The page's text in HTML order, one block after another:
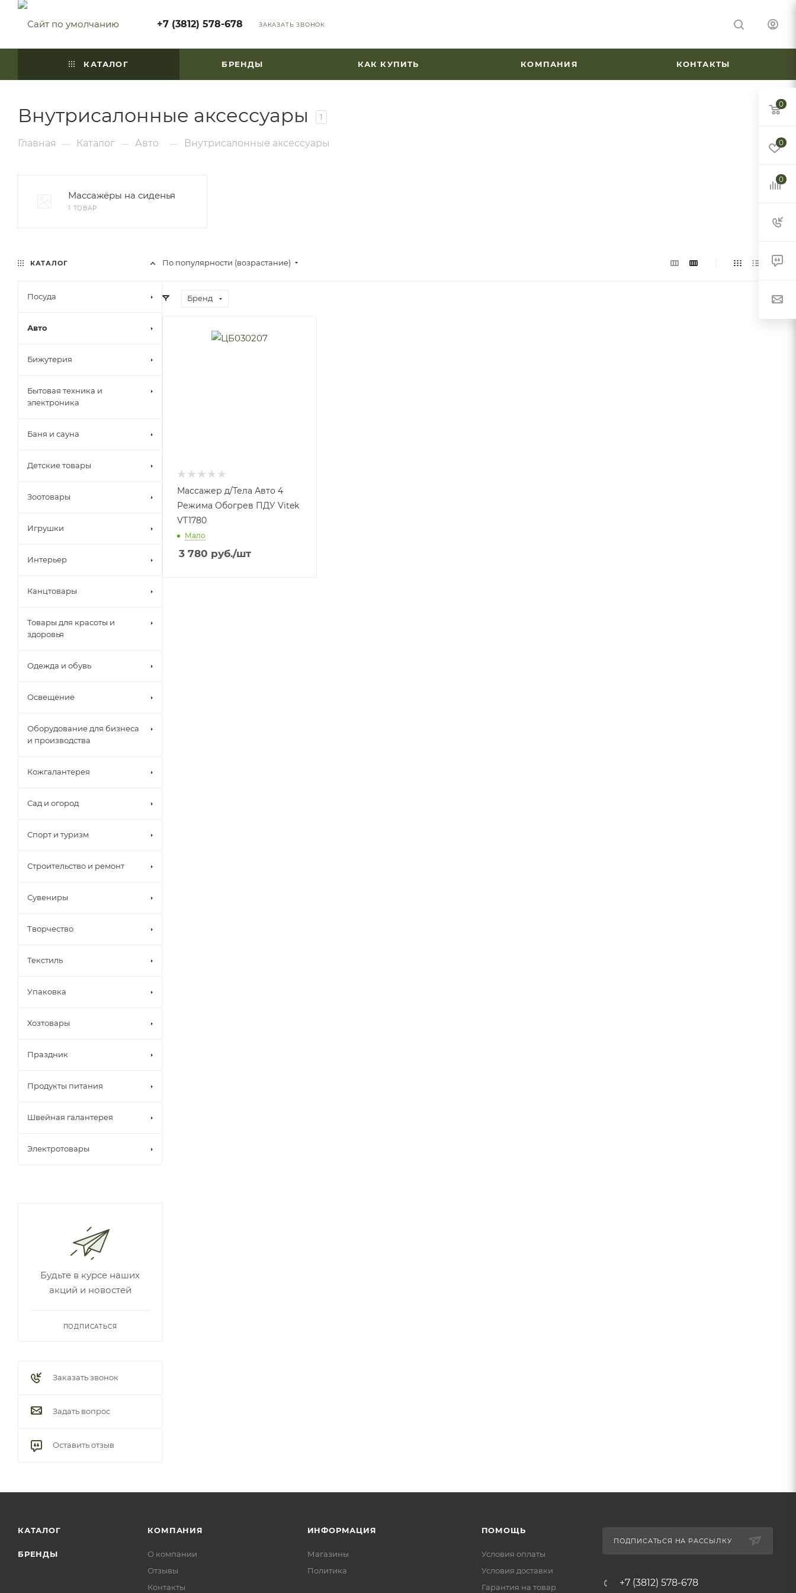
+7 (3812) 578-678 ЗАКАЗАТЬ ЗВОНОК
КАТАЛОГ БРЕНДЫ КАК КУПИТЬ КОМПАНИЯ КОНТАКТЫ
Внутрисалонные аксессуары 1
Главная — Каталог — Авто — Внутрисалонные аксессуары
Массажёры на сиденья
1 ТОВАР
По популярности (возрастание)
Бренд
Массажер д/Тела Авто 4
Режима Обогрев ПДУ Vitek
VT1780
Мало
3 780 руб./шт
КАТАЛОГ
Посуда
Авто
Бижутерия
Бытовая техника и
электроника
Баня и сауна
Детские товары
Зоотовары
Игрушки
Интерьер
Канцтовары
Товары для красоты и
здоровья
Одежда и обувь
Освещение
Оборудование для бизнеса
и производства
Кожгалантерея
Сад и огород
Спорт и туризм
Строительство и ремонт
Сувениры
Творчество
Текстиль
Упаковка
Хозтовары
Праздник
Продукты питания
Швейная галантерея
Электротовары
Будьте в курсе наших
акций и новостей
ПОДПИСАТЬСЯ
Заказать звонок
Задать вопрос
Оставить отзыв
КАТАЛОГ
БРЕНДЫ
КОМПАНИЯ
О компании
Отзывы
Контакты
ИНФОРМАЦИЯ
Магазины
Политика
ПОМОЩЬ
Условия оплаты
Условия доставки
Гарантия на товар
ПОДПИСАТЬСЯ НА РАССЫЛКУ
+7 (3812) 578-678
0
0
0